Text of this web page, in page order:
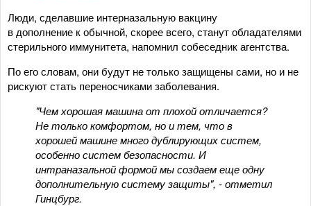
Люди, сделавшие интерназальную вакцину
в дополнение к обычной, скорее всего, станут обладателями
стерильного иммунитета, напомнил собеседник агентства.
По его словам, они будут не только защищены сами, но и не
рискуют стать переносчиками заболевания.
"Чем хорошая машина от плохой отличается?
Не только комфортом, но и тем, что в
хорошей машине много дублирующих систем,
особенно систем безопасности. И
интраназальной формой мы создаем еще одну
дополнительную систему защиты", - отметил
Гинцбург.